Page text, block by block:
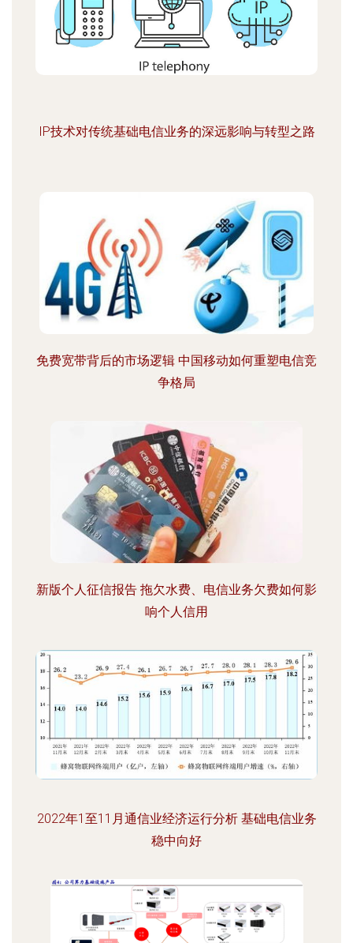
IP技术对传统基础电信业务的深远影响与转型之路
免费宽带背后的市场逻辑 中国移动如何重塑电信竞
争格局
新版个人征信报告 拖欠水费、电信业务欠费如何影
响个人信用
2022年1至11月通信业经济运行分析 基础电信业务
稳中向好